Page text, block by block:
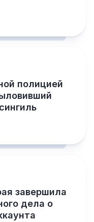
полицией
завершила
дела о